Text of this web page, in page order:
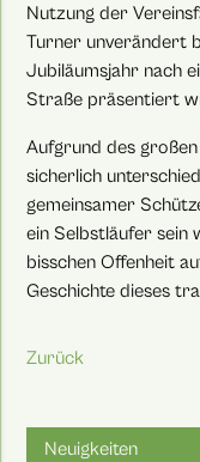
Nutzung der
Turner unverändert
Jubiläumsjahr nach
Straße präsentiert
Aufgrund des
sicherlich
gemeinsamer
ein Selbstläufer sein
bisschen Offenheit
Geschichte dieses
Zurück
Neuigkeiten